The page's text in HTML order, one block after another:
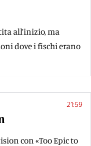
all’inizio, ma
dove i fischi erano
21:59
con «Too Epic to